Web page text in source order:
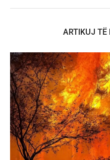
ARTIKUJ TË